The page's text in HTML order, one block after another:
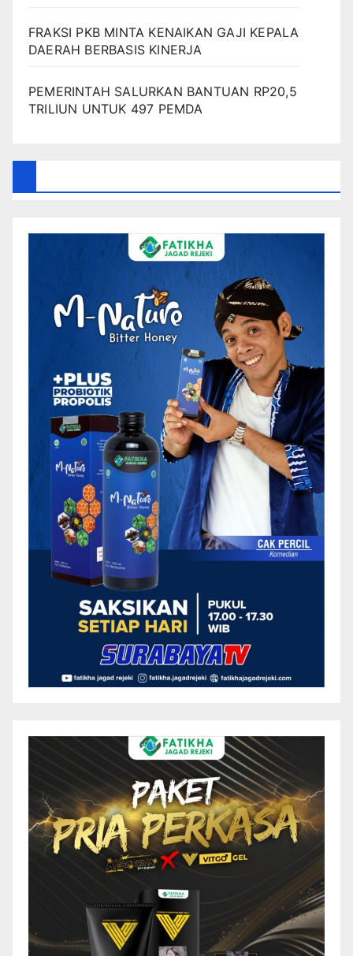
FRAKSI PKB MINTA KENAIKAN GAJI KEPALA
DAERAH BERBASIS KINERJA
PEMERINTAH SALURKAN BANTUAN RP20,5
TRILIUN UNTUK 497 PEMDA